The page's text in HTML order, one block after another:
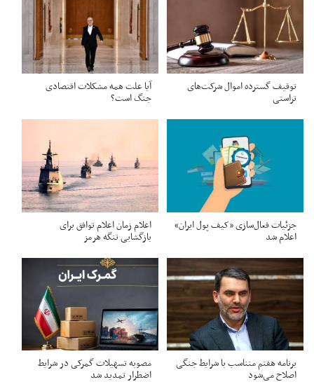
توقیف گسترده اموال شرکت‌های
تراستی
آیا علت همه مشکلات اقتصادی
جنگ است؟
جزئیات فعال‌سازی «کیف پول ایران»
اعلام شد
اعلام زمان اعلام توافق برای
بازگشایی تنگه هرمز
برنامه هفتم متناسب با شرایط جنگی
اصلاح می‌شود
مصوبه تسهیلات گمرکی در شرایط
اضطرار تمدید شد